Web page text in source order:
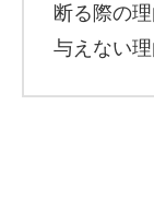
断る際の
与えない理